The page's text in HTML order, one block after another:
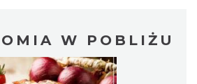
W POBLIŻU